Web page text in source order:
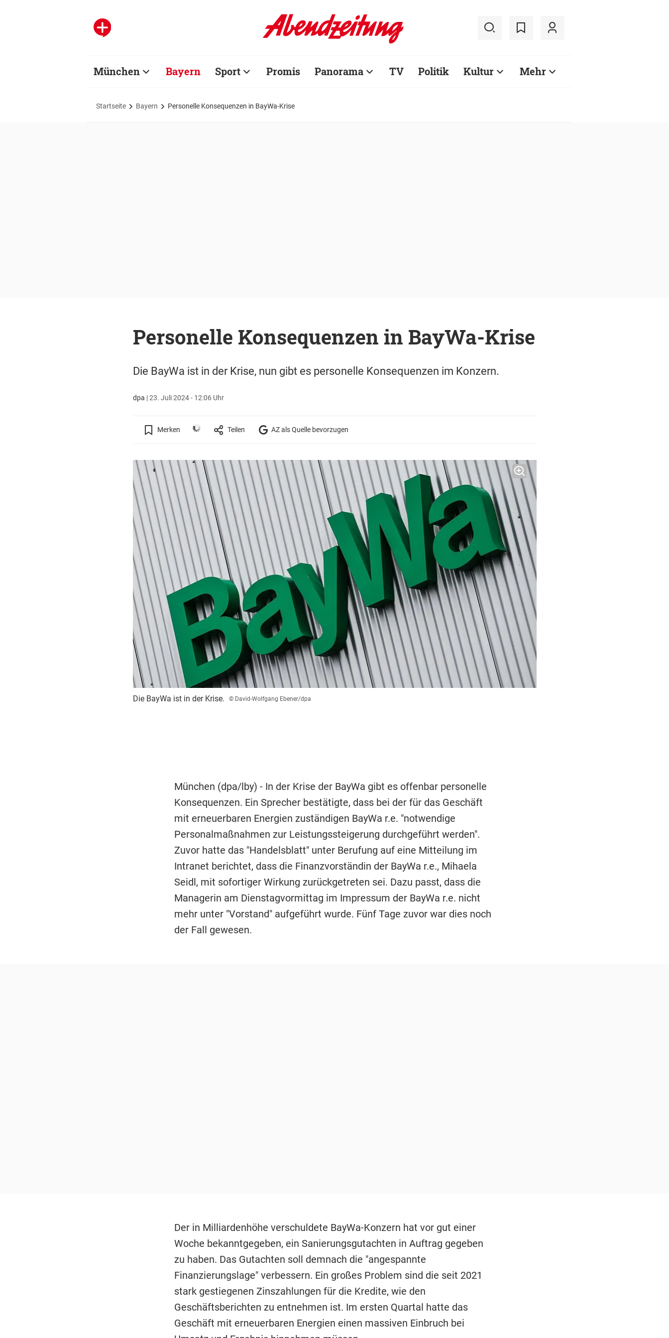
München Bayern Sport Promis Panorama TV Politik Kultur Mehr
Startseite Bayern Personelle Konsequenzen in BayWa-Krise
Personelle Konsequenzen in BayWa-Krise
Die BayWa ist in der Krise, nun gibt es personelle Konsequenzen im Konzern.
dpa |23. Juli 2024 - 12:06 Uhr
Merken Teilen AZ als Quelle bevorzugen
Die BayWa ist in der Krise. © David-Wolfgang Ebener/dpa
München (dpa/lby) - In der Krise der BayWa gibt es offenbar personelle
Konsequenzen. Ein Sprecher bestätigte, dass bei der für das Geschäft
mit erneuerbaren Energien zuständigen BayWa r.e. "notwendige
Personalmaßnahmen zur Leistungssteigerung durchgeführt werden".
Zuvor hatte das "Handelsblatt" unter Berufung auf eine Mitteilung im
Intranet berichtet, dass die Finanzvorständin der BayWa r.e., Mihaela
Seidl, mit sofortiger Wirkung zurückgetreten sei. Dazu passt, dass die
Managerin am Dienstagvormittag im Impressum der BayWa r.e. nicht
mehr unter "Vorstand" aufgeführt wurde. Fünf Tage zuvor war dies noch
der Fall gewesen.
Der in Milliardenhöhe verschuldete BayWa-Konzern hat vor gut einer
Woche bekanntgegeben, ein Sanierungsgutachten in Auftrag gegeben
zu haben. Das Gutachten soll demnach die "angespannte
Finanzierungslage" verbessern. Ein großes Problem sind die seit 2021
stark gestiegenen Zinszahlungen für die Kredite, wie den
Geschäftsberichten zu entnehmen ist. Im ersten Quartal hatte das
Geschäft mit erneuerbaren Energien einen massiven Einbruch bei